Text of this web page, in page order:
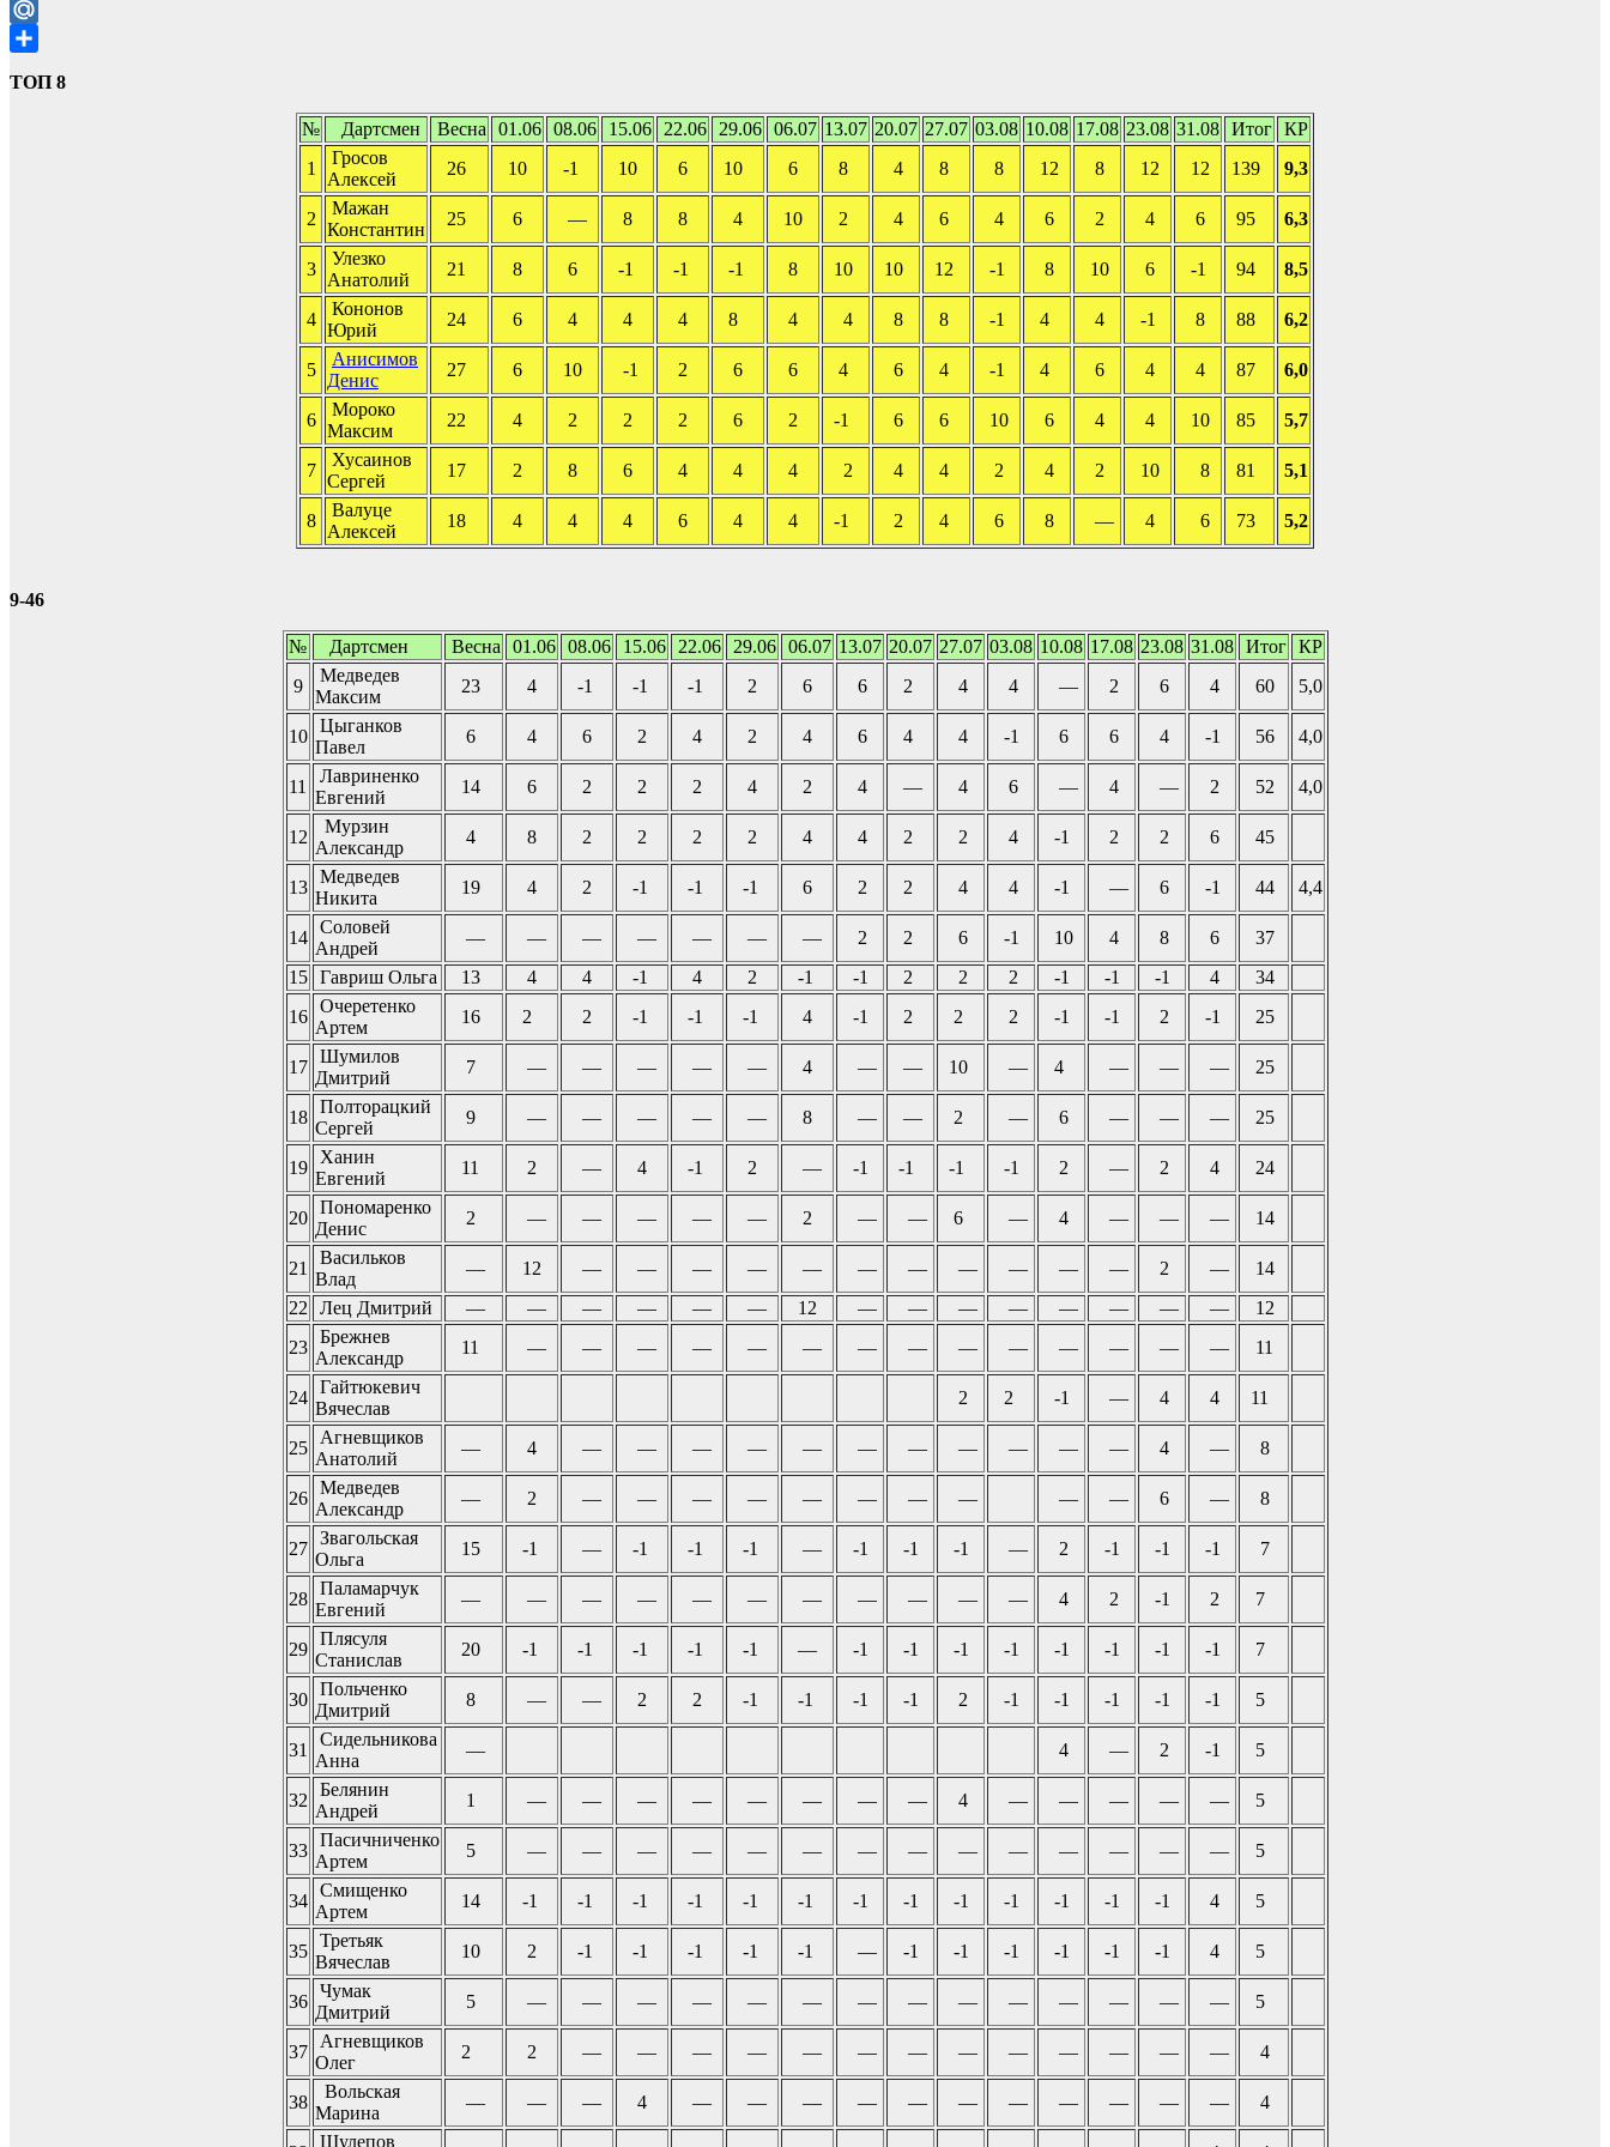
Telegram
Mail.Ru
ТОП 8
№ Дартсмен Весна 01.06 08.06 15.06 22.06 29.06 06.07 13.07 20.07 27.07 03.08 10.08 17.08 23.08 31.08 Итог КР
1
Гросов
Алексей
26 10 -1 10 6 10 6 8 4 8 8 12 8 12 12 139 9,3
2
Мажан
Константин
25 6 — 8 8 4 10 2 4 6 4 6 2 4 6 95 6,3
3
Улезко
Анатолий
21 8 6 -1 -1 -1 8 10 10 12 -1 8 10 6 -1 94 8,5
4
Кононов
Юрий
24 6 4 4 4 8 4 4 8 8 -1 4 4 -1 8 88 6,2
5
Анисимов
Денис
27 6 10 -1 2 6 6 4 6 4 -1 4 6 4 4 87 6,0
6
Мороко
Максим
22 4 2 2 2 6 2 -1 6 6 10 6 4 4 10 85 5,7
7
Хусаинов
Сергей
17 2 8 6 4 4 4 2 4 4 2 4 2 10 8 81 5,1
8
Валуце
Алексей
18 4 4 4 6 4 4 -1 2 4 6 8 — 4 6 73 5,2
9-46
№ Дартсмен Весна 01.06 08.06 15.06 22.06 29.06 06.07 13.07 20.07 27.07 03.08 10.08 17.08 23.08 31.08 Итог
КР
9
Медведев
Максим
23 4 -1 -1 -1 2 6 6 2 4 4 — 2 6 4 60 5,0
10
Цыганков
Павел
6 4 6 2 4 2 4 6 4 4 -1 6 6 4 -1 56 4,0
11
Лавриненко
Евгений
14 6 2 2 2 4 2 4 — 4 6 — 4 — 2 52 4,0
12
Мурзин
Александр
4 8 2 2 2 2 4 4 2 2 4 -1 2 2 6 45
13
Медведев
Никита
19 4 2 -1 -1 -1 6 2 2 4 4 -1 — 6 -1 44 4,4
14
Соловей
Андрей
— — — — — — — 2 2 6 -1 10 4 8 6
37
15
Гавриш Ольга 13 4 4 -1 4 2 -1 -1 2 2 2 -1 -1 -1 4
34
16
Очеретенко
Артем
16 2 2 -1 -1 -1 4 -1 2 2 2 -1 -1 2 -1 25
17
Шумилов
Дмитрий
7 — — — — — 4 — — 10 — 4 — — — 25
18
Полторацкий
Сергей
9 — — — — — 8 — — 2 — 6 — — — 25
19
Ханин
Евгений
11 2 — 4 -1 2 — -1 -1 -1 -1 2 — 2 4 24
20
Пономаренко
Денис
2 — — — — — 2 — — 6 — 4 — — — 14
21
Васильков
Влад
— 12 — — — — — — — — — — — 2 —
14
22
Лец Дмитрий — — — — — — 12 — — — — — — — —
12
23
Брежнев
Александр
11 — — — — — — — — — — — — — — 11
24
Гайтюкевич
Вячеслав
2 2 -1 — 4 4 11
25
Агневщиков
Анатолий
— 4 — — — — — — — — — — — 4 — 8
26
Медведев
Александр
— 2 — — — — — — — — — — 6 — 8
27
Звагольская
Ольга
15 -1 — -1 -1 -1 — -1 -1 -1 — 2 -1 -1 -1 7
28
Паламарчук
Евгений
— — — — — — — — — — — 4 2 -1 2 7
29
Плясуля
Станислав
20 -1 -1 -1 -1 -1 — -1 -1 -1 -1 -1 -1 -1 -1 7
30
Польченко
Дмитрий
8 — — 2 2 -1 -1 -1 -1 2 -1 -1 -1 -1 -1 5
31
Сидельникова
Анна
— 4 — 2 -1 5
32
Белянин
Андрей
1 — — — — — — — — 4 — — — — — 5
33
Пасичниченко
Артем
5 — — — — — — — — — — — — — — 5
34
Смищенко
Артем
14 -1 -1 -1 -1 -1 -1 -1 -1 -1 -1 -1 -1 -1 4 5
35
Третьяк
Вячеслав
10 2 -1 -1 -1 -1 -1 — -1 -1 -1 -1 -1 -1 4 5
36
Чумак
Дмитрий
5 — — — — — — — — — — — — — — 5
37
Агневщиков
Олег
2 2 — — — — — — — — — — — — — 4
38
Вольская
Марина
— — — 4 — — — — — — — — — — — 4
Шулепов